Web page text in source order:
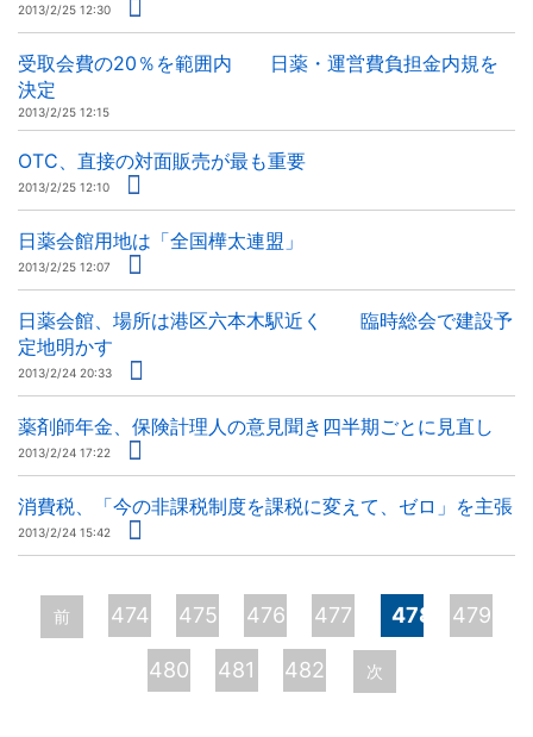
2013/2/25 12:30
受取会費の20％を範囲内 日薬・運営費負担金内規を
決定
2013/2/25 12:15
OTC、直接の対面販売が最も重要
2013/2/25 12:10
日薬会館用地は「全国樺太連盟」
2013/2/25 12:07
日薬会館、場所は港区六本木駅近く 臨時総会で建設予
定地明かす
2013/2/24 20:33
薬剤師年金、保険計理人の意見聞き四半期ごとに見直し
2013/2/24 17:22
消費税、「今の非課税制度を課税に変えて、ゼロ」を主張
2013/2/24 15:42
ペ
ー
前 474 475 476 477 478 479
480 481 482 次